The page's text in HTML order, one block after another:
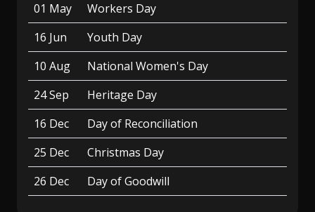
01 May
Workers Day
16 Jun
Youth Day
10 Aug
National Women's Day
24 Sep
Heritage Day
16 Dec
Day of Reconciliation
25 Dec
Christmas Day
26 Dec
Day of Goodwill